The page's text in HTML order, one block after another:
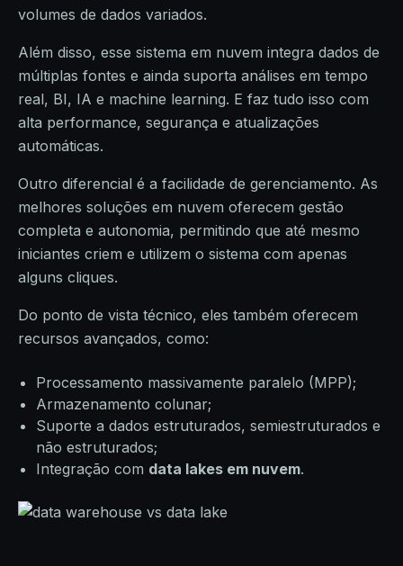
volumes de dados variados.
Além disso, esse sistema em nuvem integra dados de
múltiplas fontes e ainda suporta análises em tempo
real, BI, IA e machine learning. E faz tudo isso com
alta performance, segurança e atualizações
automáticas.
Outro diferencial é a facilidade de gerenciamento. As
melhores soluções em nuvem oferecem gestão
completa e autonomia, permitindo que até mesmo
iniciantes criem e utilizem o sistema com apenas
alguns cliques.
Do ponto de vista técnico, eles também oferecem
recursos avançados, como:
Processamento massivamente paralelo (MPP);
Armazenamento colunar;
Suporte a dados estruturados, semiestruturados e
não estruturados;
Integração com data lakes em nuvem.